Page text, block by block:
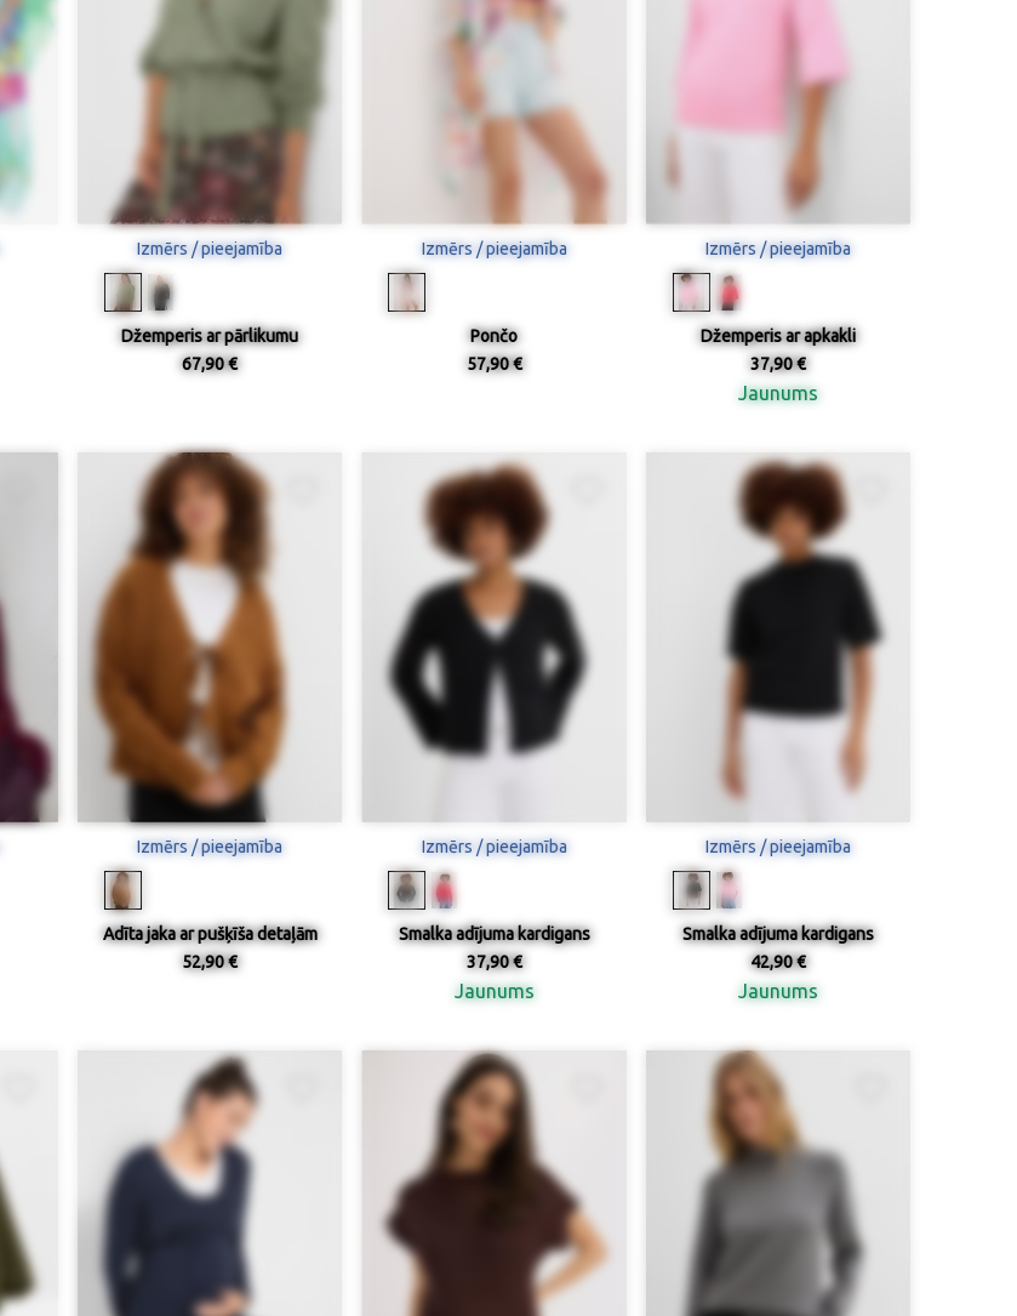
Izmērs / pieejamība
Džemperis ar pārlikumu
67,90 €
Izmērs / pieejamība
Pončo
57,90 €
Izmērs / pieejamība
Džemperis ar apkakli
37,90 €
Jaunums
Izmērs / pieejamība
Adīta jaka ar pušķīša detaļām
52,90 €
Izmērs / pieejamība
Smalka adījuma kardigans
37,90 €
Jaunums
Izmērs / pieejamība
Smalka adījuma kardigans
42,90 €
Jaunums